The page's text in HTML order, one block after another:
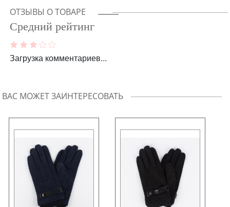
ОТЗЫВЫ О ТОВАРЕ
Средний рейтинг
Загрузка комментариев...
ВАС МОЖЕТ ЗАИНТЕРЕСОВАТЬ